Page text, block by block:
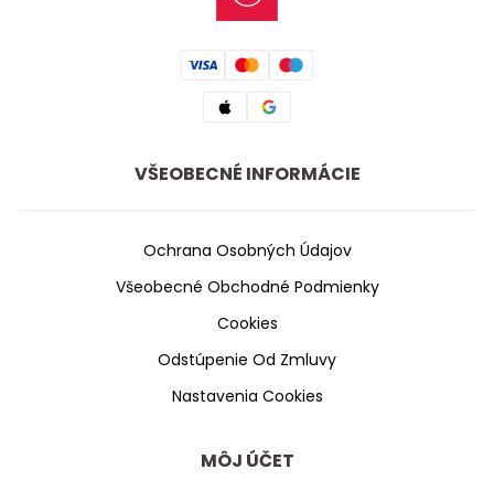
VŠEOBECNÉ INFORMÁCIE
Ochrana Osobných Údajov
Všeobecné Obchodné Podmienky
Cookies
Odstúpenie Od Zmluvy
Nastavenia Cookies
MÔJ ÚČET